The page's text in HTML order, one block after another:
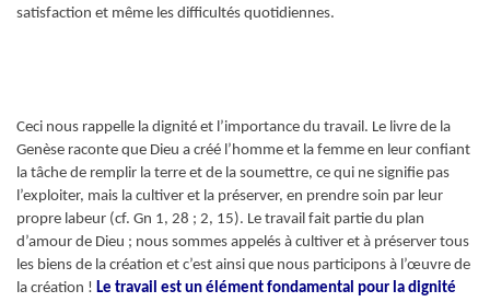
satisfaction et même les difficultés quotidiennes.
Ceci nous rappelle la dignité et l’importance du travail. Le livre de la
Genèse raconte que Dieu a créé l’homme et la femme en leur confiant
la tâche de remplir la terre et de la soumettre, ce qui ne signifie pas
l’exploiter, mais la cultiver et la préserver, en prendre soin par leur
propre labeur (cf. Gn 1, 28 ; 2, 15). Le travail fait partie du plan
d’amour de Dieu ; nous sommes appelés à cultiver et à préserver tous
les biens de la création et c’est ainsi que nous participons à l’œuvre de
la création ! Le travail est un élément fondamental pour la dignité